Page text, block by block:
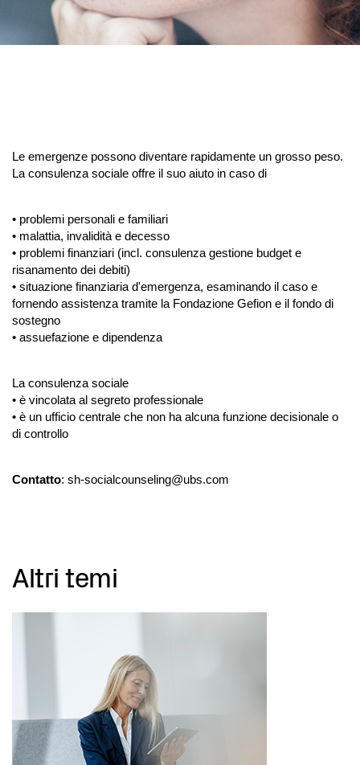
Le emergenze possono diventare rapidamente un grosso peso.
La consulenza sociale offre il suo aiuto in caso di
• problemi personali e familiari
• malattia, invalidità e decesso
• problemi finanziari (incl. consulenza gestione budget e
risanamento dei debiti)
• situazione finanziaria d'emergenza, esaminando il caso e
fornendo assistenza tramite la Fondazione Gefion e il fondo di
sostegno
• assuefazione e dipendenza
La consulenza sociale
• è vincolata al segreto professionale
• è un ufficio centrale che non ha alcuna funzione decisionale o
di controllo
Contatto: sh-socialcounseling@ubs.com
Altri temi